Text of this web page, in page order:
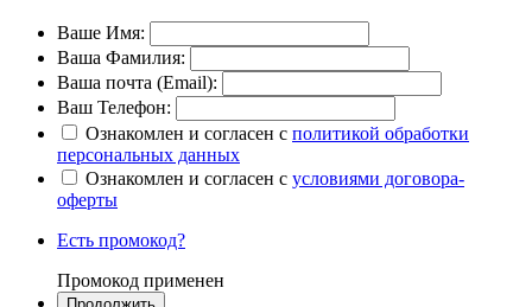
Ваше Имя:
Ваша Фамилия:
Ваша почта (Email):
Ваш Телефон:
Ознакомлен и согласен с политикой обработки
персональных данных
Ознакомлен и согласен с условиями договора-
оферты
Есть промокод?
Промокод применен